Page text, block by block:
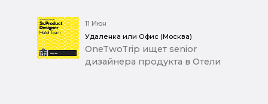
11 Июн
Удаленка или Офис (Москва)
OneTwoTrip ищет senior
дизайнера продукта в Отели